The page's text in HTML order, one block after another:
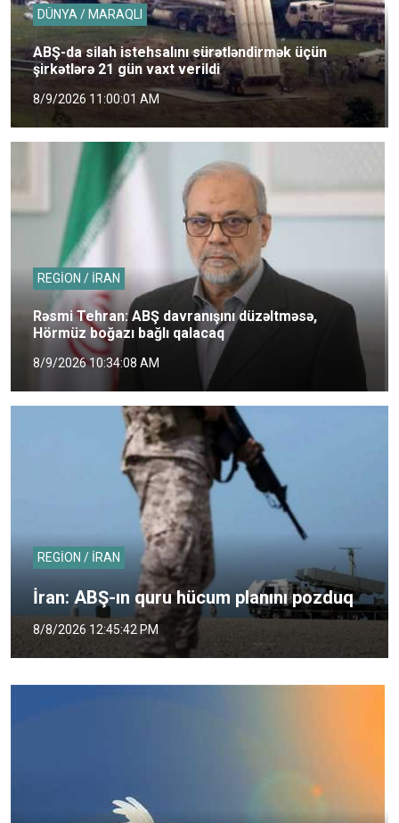
DÜNYA / MARAQLI
ABŞ-da silah istehsalını sürətləndirmək üçün
şirkətlərə 21 gün vaxt verildi
8/9/2026 11:00:01 AM
REGİON / İRAN
Rəsmi Tehran: ABŞ davranışını düzəltməsə,
Hörmüz boğazı bağlı qalacaq
8/9/2026 10:34:08 AM
REGİON / İRAN
İran: ABŞ-ın quru hücum planını pozduq
8/8/2026 12:45:42 PM